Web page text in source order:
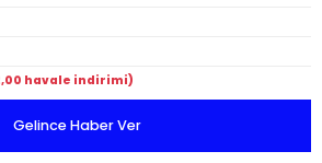
havale indirimi)
Gelince Haber Ver